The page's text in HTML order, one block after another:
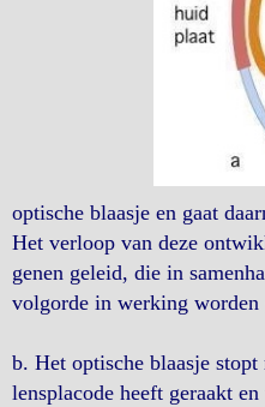
optische blaasje en gaat
Het verloop van deze
genen geleid, die in
volgorde in werking worden
b. Het optische blaasje
lensplacode heeft geraakt